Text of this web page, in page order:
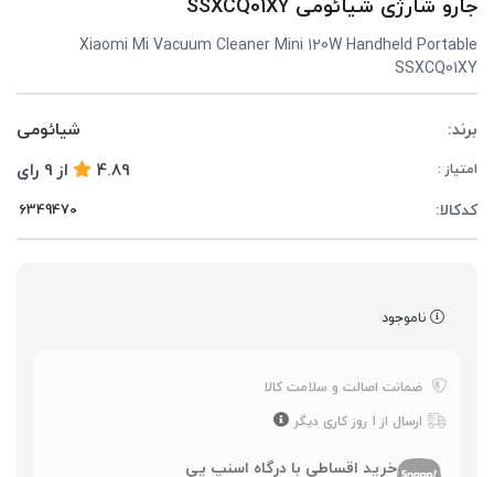
Xiaomi Mi Vacuum Cleaner Mini 120W Handheld Portable
SSXCQ01XY
برند: شیائومی
امتیاز : 4.89 از9 رای
کدکالا:
ناموجود
ضمانت اصالت و سلامت کالا
ارسال از 1 روز کاری دیگر
خرید اقساطی با درگاه اسنپ پی